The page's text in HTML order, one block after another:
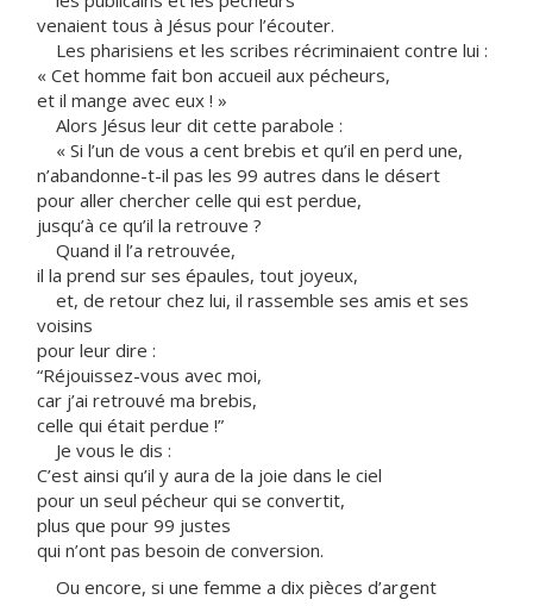
venaient tous à Jésus pour l’écouter.
Les pharisiens et les scribes récriminaient contre lui :
« Cet homme fait bon accueil aux pécheurs,
et il mange avec eux ! »
Alors Jésus leur dit cette parabole :
« Si l’un de vous a cent brebis et qu’il en perd une,
n’abandonne-t-il pas les 99 autres dans le désert
pour aller chercher celle qui est perdue,
jusqu’à ce qu’il la retrouve ?
Quand il l’a retrouvée,
il la prend sur ses épaules, tout joyeux,
et, de retour chez lui, il rassemble ses amis et ses
voisins
pour leur dire :
“Réjouissez-vous avec moi,
car j’ai retrouvé ma brebis,
celle qui était perdue !”
Je vous le dis :
C’est ainsi qu’il y aura de la joie dans le ciel
pour un seul pécheur qui se convertit,
plus que pour 99 justes
qui n’ont pas besoin de conversion.
Ou encore, si une femme a dix pièces d’argent